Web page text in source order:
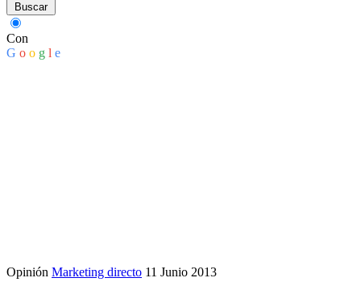
Buscar
Con
G o o g l e
Opinión Marketing directo 11 Junio 2013